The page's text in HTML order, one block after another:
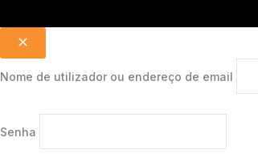
Nome de utilizador ou endereço de email
Senha